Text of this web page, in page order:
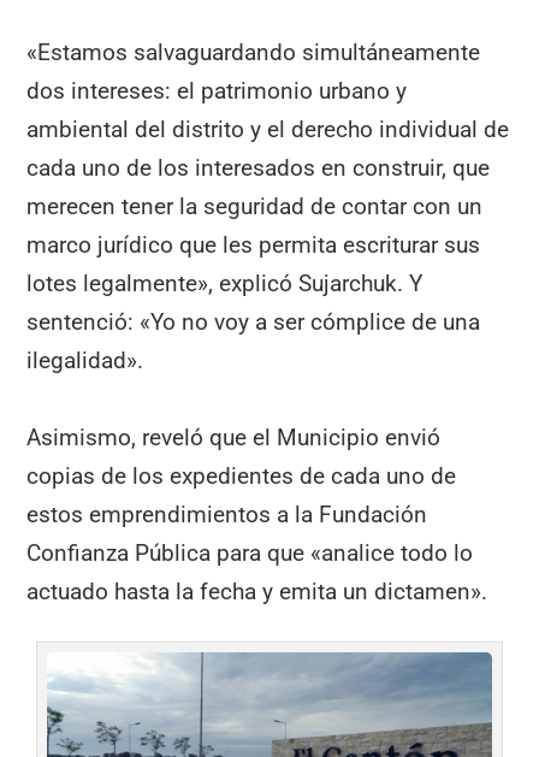
«Estamos salvaguardando simultáneamente
dos intereses: el patrimonio urbano y
ambiental del distrito y el derecho individual de
cada uno de los interesados en construir, que
merecen tener la seguridad de contar con un
marco jurídico que les permita escriturar sus
lotes legalmente», explicó Sujarchuk. Y
sentenció: «Yo no voy a ser cómplice de una
ilegalidad».
Asimismo, reveló que el Municipio envió
copias de los expedientes de cada uno de
estos emprendimientos a la Fundación
Confianza Pública para que «analice todo lo
actuado hasta la fecha y emita un dictamen».